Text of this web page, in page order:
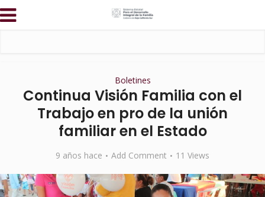
Boletines
Continua Visión Familia con el
Trabajo en pro de la unión
familiar en el Estado
9 años hace Add Comment 11 Views